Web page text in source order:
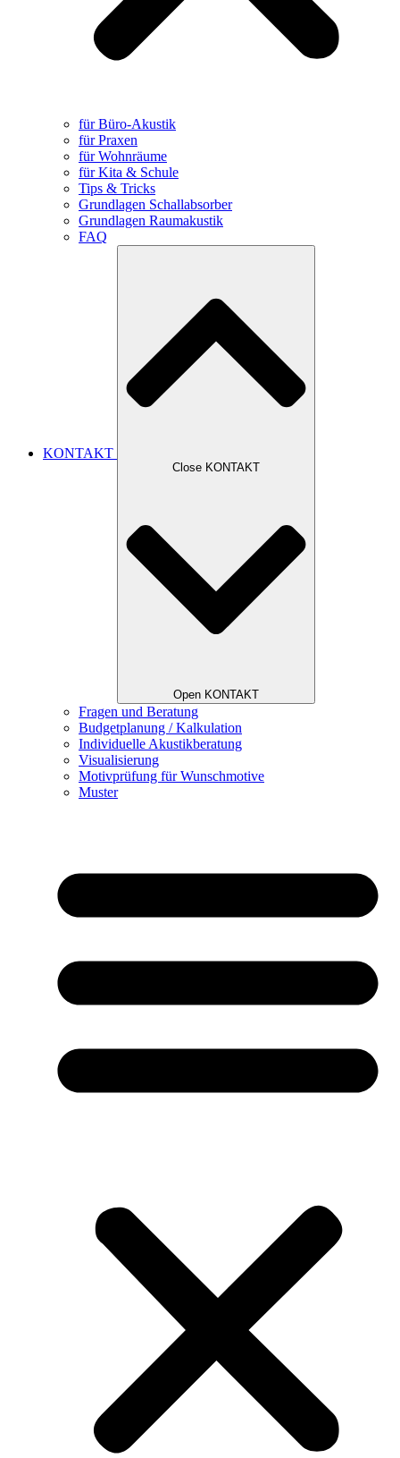
für Büro-Akustik
für Praxen
für Wohnräume
für Kita & Schule
Tips & Tricks
Grundlagen Schallabsorber
Grundlagen Raumakustik
FAQ
KONTAKT
Close KONTAKT
Open KONTAKT
Fragen und Beratung
Budgetplanung / Kalkulation
Individuelle Akustikberatung
Visualisierung
Motivprüfung für Wunschmotive
Muster